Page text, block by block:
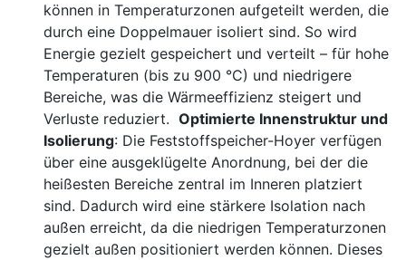
können in Temperaturzonen aufgeteilt werden, die
durch eine Doppelmauer isoliert sind. So wird
Energie gezielt gespeichert und verteilt – für hohe
Temperaturen (bis zu 900 °C) und niedrigere
Bereiche, was die Wärmeeffizienz steigert und
Verluste reduziert. Optimierte Innenstruktur und
Isolierung: Die Feststoffspeicher-Hoyer verfügen
über eine ausgeklügelte Anordnung, bei der die
heißesten Bereiche zentral im Inneren platziert
sind. Dadurch wird eine stärkere Isolation nach
außen erreicht, da die niedrigen Temperaturzonen
gezielt außen positioniert werden können. Dieses